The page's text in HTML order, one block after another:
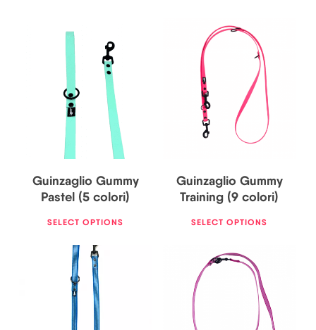
23,50 €
25,00 €
Guinzaglio Gummy
Pastel (5 colori)
SELECT OPTIONS
33,00 €
Guinzaglio Gummy
Training (9 colori)
SELECT OPTIONS
19,00€
29,50 €